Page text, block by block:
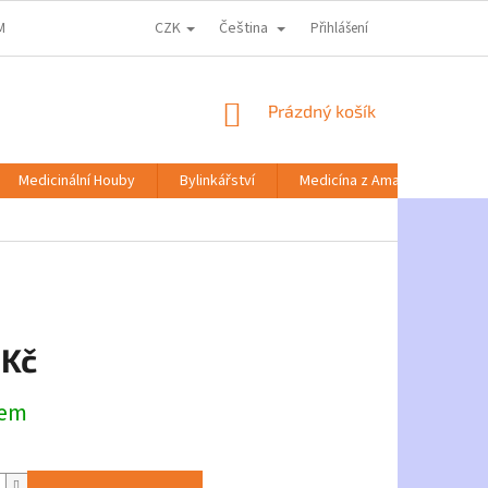
KE ZPRACOVÁNÍ OSOBNÍCH ÚDAJŮ DOPRAVA A PLATBA
CZK Čeština Přihlášení
NÁKUPNÍ
Prázdný košík
Medicinální Houby Bylinkářství
Medicína z Amazonie